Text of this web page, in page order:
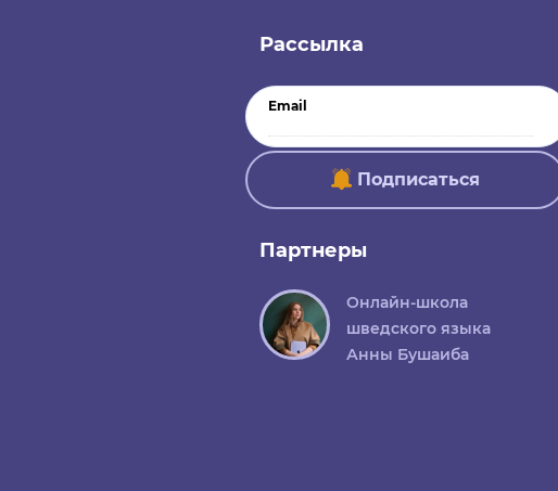
Рассылка
Email
Подписаться
Партнеры
Онлайн-школа
шведского языка
Анны Бушаиба